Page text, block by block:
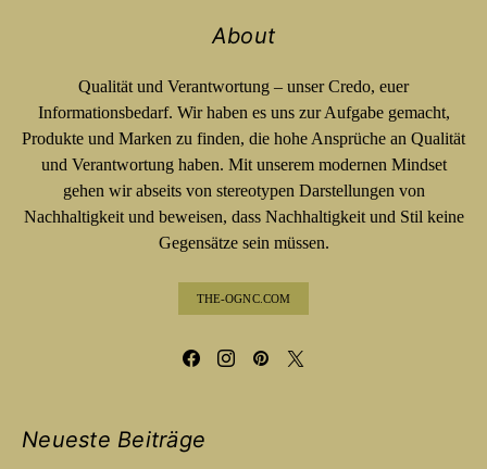
About
Qualität und Verantwortung – unser Credo, euer
Informationsbedarf. Wir haben es uns zur Aufgabe gemacht,
Produkte und Marken zu finden, die hohe Ansprüche an Qualität
und Verantwortung haben. Mit unserem modernen Mindset
gehen wir abseits von stereotypen Darstellungen von
Nachhaltigkeit und beweisen, dass Nachhaltigkeit und Stil keine
Gegensätze sein müssen.
THE-OGNC.COM
Neueste Beiträge